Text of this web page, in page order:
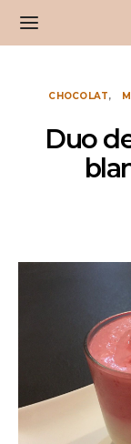
CHOCOLAT
Duo